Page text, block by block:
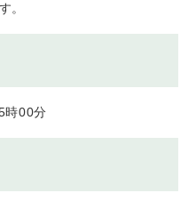
。
時00分